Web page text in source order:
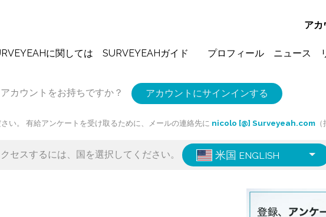
アカ
に関しては SURVEYEAHガイド プロフィール ニュース
カウントをお持ちですか？ アカウントにサインインする
い。 有給アンケートを受け取るために、メールの連絡先に nicolo [@] Surveyeah.com（
セスするには、国を選択してください。 米国 ENGLISH